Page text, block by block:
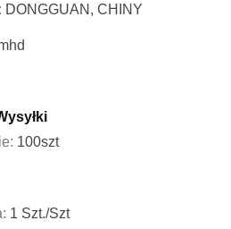
DONGGUAN, CHINY
100szt
1 Szt./szt